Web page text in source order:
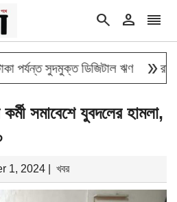
search person reorder
সুদমুক্ত ডিজিটাল ঋণ double_arrowরাষ্ট্রপতি
সমাবেশে যুবদলের হামলা,
1, 2024 | খবর